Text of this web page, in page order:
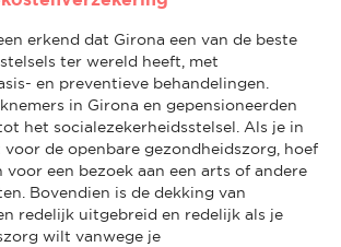
erkend dat Girona een van de beste
ter wereld heeft, met
en preventieve behandelingen.
in Girona en gepensioneerden
het socialezekerheidsstelsel. Als je in
de openbare gezondheidszorg, hoef
voor een bezoek aan een arts of andere
Bovendien is de dekking van
redelijk uitgebreid en redelijk als je
wilt vanwege je